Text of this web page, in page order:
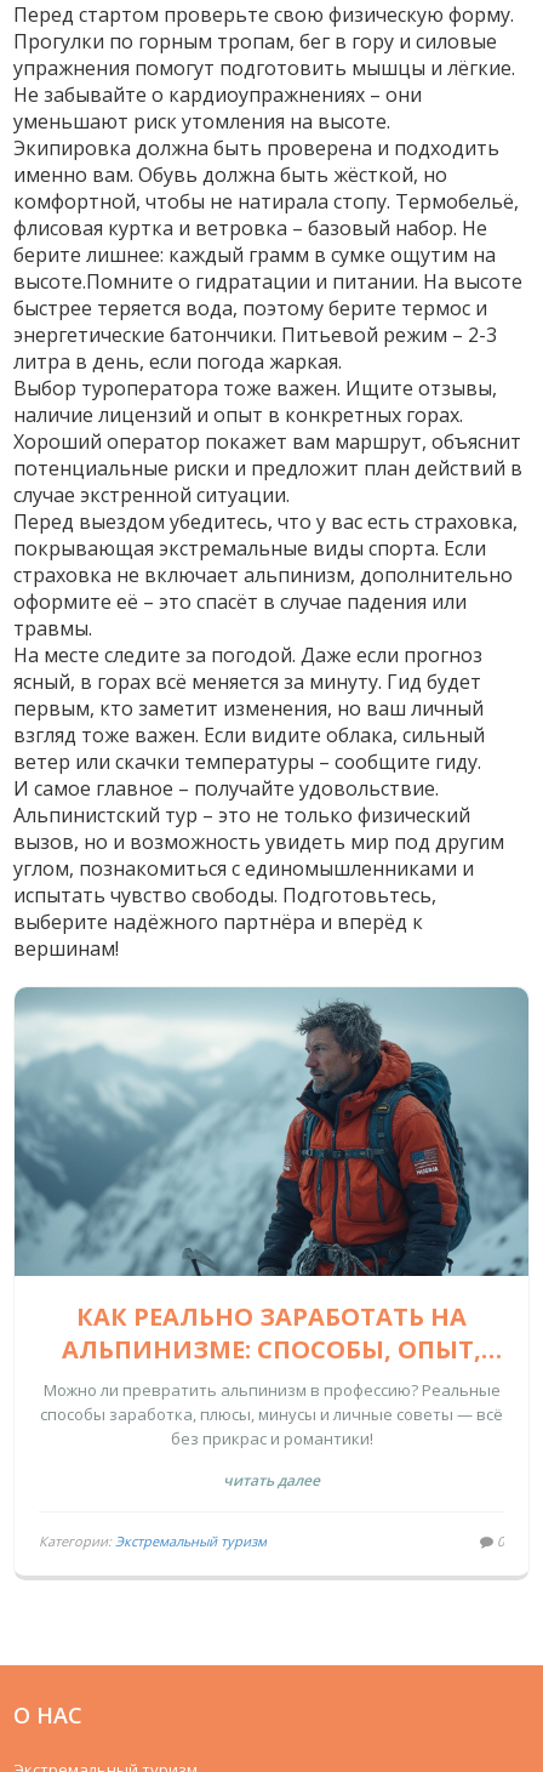
Перед стартом проверьте свою физическую форму.
Прогулки по горным тропам, бег в гору и силовые
упражнения помогут подготовить мышцы и лёгкие.
Не забывайте о кардиоупражнениях – они
уменьшают риск утомления на высоте.
Экипировка должна быть проверена и подходить
именно вам. Обувь должна быть жёсткой, но
комфортной, чтобы не натирала стопу. Термобельё,
флисовая куртка и ветровка – базовый набор. Не
берите лишнее: каждый грамм в сумке ощутим на
высоте.Помните о гидратации и питании. На высоте
быстрее теряется вода, поэтому берите термос и
энергетические батончики. Питьевой режим – 2-3
литра в день, если погода жаркая.
Выбор туроператора тоже важен. Ищите отзывы,
наличие лицензий и опыт в конкретных горах.
Хороший оператор покажет вам маршрут, объяснит
потенциальные риски и предложит план действий в
случае экстренной ситуации.
Перед выездом убедитесь, что у вас есть страховка,
покрывающая экстремальные виды спорта. Если
страховка не включает альпинизм, дополнительно
оформите её – это спасёт в случае падения или
травмы.
На месте следите за погодой. Даже если прогноз
ясный, в горах всё меняется за минуту. Гид будет
первым, кто заметит изменения, но ваш личный
взгляд тоже важен. Если видите облака, сильный
ветер или скачки температуры – сообщите гиду.
И самое главное – получайте удовольствие.
Альпинистский тур – это не только физический
вызов, но и возможность увидеть мир под другим
углом, познакомиться с единомышленниками и
испытать чувство свободы. Подготовьтесь,
выберите надёжного партнёра и вперёд к
вершинам!
КАК РЕАЛЬНО ЗАРАБОТАТЬ НА
АЛЬПИНИЗМЕ: СПОСОБЫ, ОПЫТ,
ПОДВОДНЫЕ КАМНИ
Можно ли превратить альпинизм в профессию? Реальные
способы заработка, плюсы, минусы и личные советы — всё
без прикрас и романтики!
читать далее
Категории:Экстремальный туризм 0
О НАС